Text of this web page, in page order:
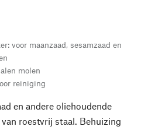
voor maanzaad, sesamzaad en
molen
reiniging
en andere oliehoudende
roestvrij staal. Behuizing